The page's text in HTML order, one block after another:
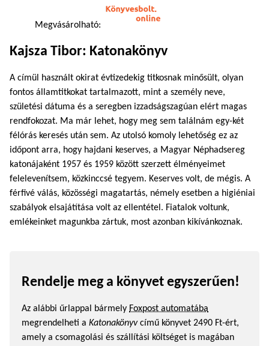
Megvásárolható:
Kajsza Tibor: Katonakönyv
A címül használt okirat évtizedekig titkosnak minősült, olyan
fontos államtitkokat tartalmazott, mint a személy neve,
születési dátuma és a seregben izzadságszagúan elért magas
rendfokozat. Ma már lehet, hogy meg sem találnám egy-két
félórás keresés után sem. Az utolsó komoly lehetőség ez az
időpont arra, hogy hajdani keserves, a Magyar Néphadsereg
katonájaként 1957 és 1959 között szerzett élményeimet
felelevenítsem, közkinccsé tegyem. Keserves volt, de mégis. A
férfivé válás, közösségi magatartás, némely esetben a higiéniai
szabályok elsajátítása volt az ellentétel. Fiatalok voltunk,
emlékeinket magunkba zártuk, most azonban kikívánkoznak.
Rendelje meg a könyvet egyszerűen!
Az alábbi űrlappal bármely Foxpost automatába
megrendelheti a Katonakönyvcímű könyvet 2490 Ft-ért,
amely a csomagolási és szállítási költséget is magában